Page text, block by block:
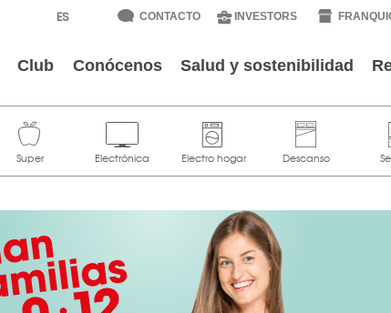
CONTACTO INVESTORS
Club Conócenos Salud y sostenibilidad